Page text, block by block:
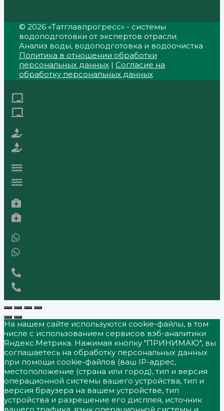
© 2026 «Татглавпрогресс» - системы
водоподготовки от экспертов отрасли.
Анализ воды, водоподготовка и водоочистка
Политика в отношении обработки
персональных данных | Согласие на
обработку персональных данных
На нашем сайте используются cookie-файлы, в том
числе с использованием сервисов вэб-аналитики
Яндекс.Метрика. Нажимая кнопку "ПРИНИМАЮ", вы
соглашаетесь на обработку персональных данных
при помощи cookie-файлов (ваш IP-адрес,
местоположение (страна или город), тип и версия
операционной системы вашего устройства, тип и
версия браузера на вашем устройстве, тип
устройства и разрешение его дисплея, источник